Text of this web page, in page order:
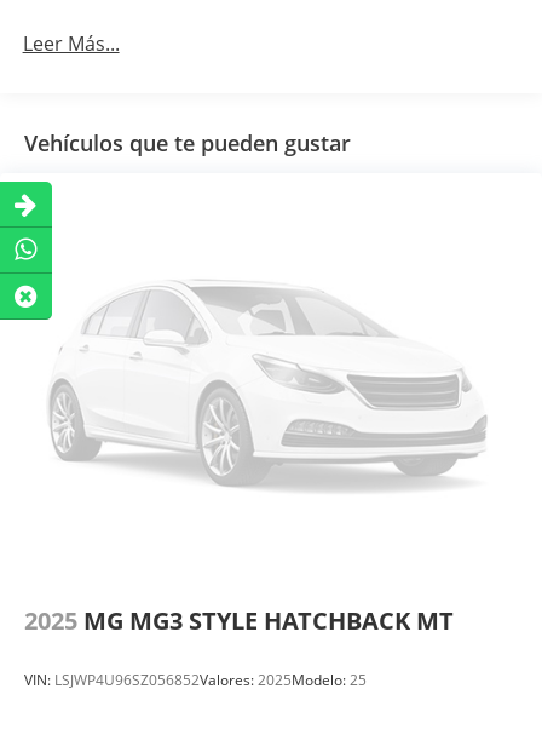
Leer Más...
Vehículos que te pueden gustar
2025 MG MG3 STYLE HATCHBACK MT
VIN: LSJWP4U96SZ056852Valores:2025Modelo:25